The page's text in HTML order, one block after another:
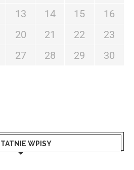
13 14 15
16
20 21 22
23
27 28 29
30
WPISY